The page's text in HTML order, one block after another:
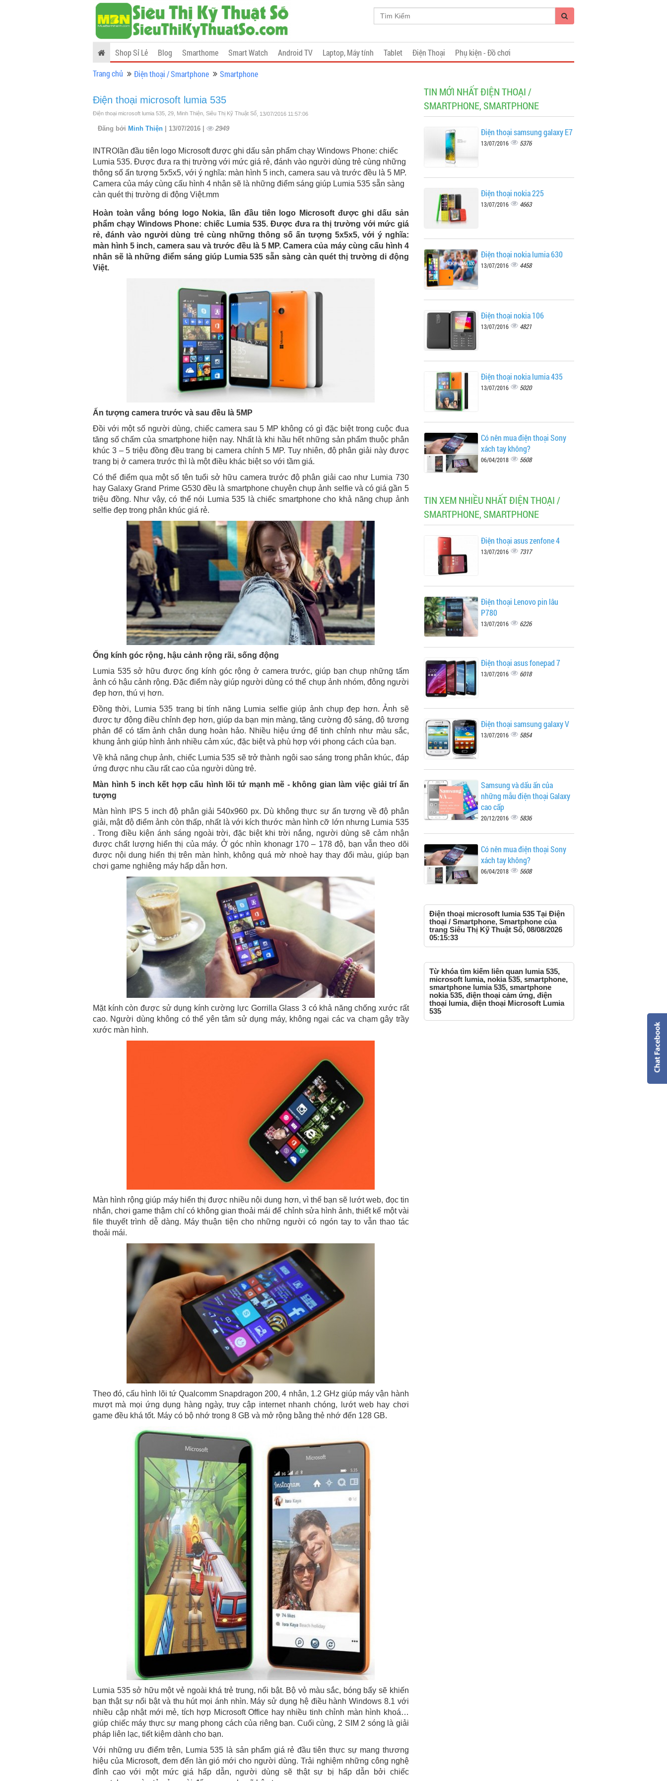
Shop Sỉ Lẻ Blog Smarthome Smart Watch Android TV Laptop, Máy tính Tablet Điện Thoại
Phụ kiện - Đồ chơi
Trang chủ
Điện thoại / Smartphone Smartphone
Điện thoại microsoft lumia 535
Điện thoại microsoft lumia 535, 29, Minh Thiện, Siêu Thị Kỹ Thuật Số , 13/07/2016 11:57:06
Đăng bởi Minh Thiện | 13/07/2016 | 2949
INTROlần đầu tiên logo Microsoft được ghi dấu sản phẩm chạy Windows Phone: chiếc
Lumia 535. Được đưa ra thị trường với mức giá rẻ, đánh vào người dùng trẻ cùng những
thông số ấn tượng 5x5x5, với ý nghĩa: màn hình 5 inch, camera sau và trước đều là 5 MP.
Camera của máy cùng cấu hình 4 nhân sẽ là những điểm sáng giúp Lumia 535 sẵn sàng
càn quét thị trường di động Việt.mm
Hoàn toàn vắng bóng logo Nokia, lần đầu tiên logo Microsoft được ghi dấu sản
phẩm chạy Windows Phone: chiếc Lumia 535. Được đưa ra thị trường với mức giá
rẻ, đánh vào người dùng trẻ cùng những thông số ấn tượng 5x5x5, với ý nghĩa:
màn hình 5 inch, camera sau và trước đều là 5 MP. Camera của máy cùng cấu hình 4
nhân sẽ là những điểm sáng giúp Lumia 535 sẵn sàng càn quét thị trường di động
Việt.
Ấn tượng camera trước và sau đều là 5MP
Đồi với một số người dùng, chiếc camera sau 5 MP không có gì đặc biệt trong cuộc đua
tăng số chấm của smartphone hiện nay. Nhất là khi hầu hết những sản phẩm thuộc phân
khúc 3 – 5 triệu đồng đều trang bị camera chính 5 MP. Tuy nhiên, độ phân giải này được
trang bị ở camera trước thì là một điều khác biệt so với tầm giá.
Có thể điểm qua một số tên tuổi sở hữu camera trước độ phân giải cao như Lumia 730
hay Galaxy Grand Prime G530 đều là smartphone chuyên chụp ảnh selfie và có giá gần 5
triệu đồng. Như vậy, có thể nói Lumia 535 là chiếc smartphone cho khả năng chụp ảnh
selfie đẹp trong phân khúc giá rẻ.
Ống kính góc rộng, hậu cảnh rộng rãi, sống động
Lumia 535 sở hữu được ống kính góc rộng ở camera trước, giúp bạn chụp những tấm
ảnh có hậu cảnh rộng. Đặc điểm này giúp người dùng có thể chụp ảnh nhóm, đông người
đẹp hơn, thú vị hơn.
Đồng thời, Lumia 535 trang bị tính năng Lumia selfie giúp ảnh chụp đẹp hơn. Ảnh sẽ
được tự động điều chỉnh đẹp hơn, giúp da bạn mịn màng, tăng cường độ sáng, độ tương
phản để có tấm ảnh chân dung hoàn hảo. Nhiều hiệu ứng để tinh chỉnh như màu sắc,
khung ảnh giúp hình ảnh nhiều cảm xúc, đặc biệt và phù hợp với phong cách của bạn.
Về khả năng chụp ảnh, chiếc Lumia 535 sẽ trở thành ngôi sao sáng trong phân khúc, đáp
ứng được nhu cầu rất cao của người dùng trẻ.
Màn hình 5 inch kết hợp cấu hình lõi tứ mạnh mẽ - không gian làm việc giải trí ấn
tượng
Màn hình IPS 5 inch độ phân giải 540x960 px. Dù không thực sự ấn tượng về độ phân
giải, mật độ điểm ảnh còn thấp, nhất là với kích thước màn hình cỡ lớn nhưng Lumia 535
. Trong điều kiện ánh sáng ngoài trời, đặc biệt khi trời nắng, người dùng sẽ cảm nhận
được chất lượng hiển thị của máy. Ở góc nhìn khonagr 170 – 178 độ, bạn vẫn theo dõi
được nội dung hiển thị trên màn hình, không quá mờ nhoè hay thay đổi màu, giúp bạn
chơi game nghiêng máy hấp dẫn hơn.
Mặt kính còn được sử dụng kính cường lực Gorrilla Glass 3 có khả năng chống xước rất
cao. Người dùng không có thể yên tâm sử dụng máy, không ngại các va chạm gây trầy
xước màn hình.
Màn hình rộng giúp máy hiển thị được nhiều nội dung hơn, vì thế bạn sẽ lướt web, đọc tin
nhắn, chơi game thậm chí có không gian thoải mái để chỉnh sửa hình ảnh, thiết kế một vài
file thuyết trình dễ dàng. Máy thuận tiện cho những người có ngón tay to vẫn thao tác
thoải mái.
Theo đó, cấu hình lõi tứ Qualcomm Snapdragon 200, 4 nhân, 1.2 GHz giúp máy vận hành
mượt mà mọi ứng dụng hàng ngày, truy cập internet nhanh chóng, lướt web hay chơi
game đều khá tốt. Máy có bộ nhớ trong 8 GB và mở rộng bằng thẻ nhớ đến 128 GB.
Lumia 535 sở hữu một vẻ ngoài khá trẻ trung, nổi bật. Bộ vỏ màu sắc, bóng bẩy sẽ khiến
bạn thật sự nổi bật và thu hút mọi ánh nhìn. Máy sử dụng hệ điều hành Windows 8.1 với
nhiều cập nhật mới mẻ, tích hợp Microsoft Office hay nhiều tinh chỉnh màn hình khoá…
giúp chiếc máy thực sự mang phong cách của riêng bạn. Cuối cùng, 2 SIM 2 sóng là giải
pháp liên lạc, tiết kiệm dành cho bạn.
Với những ưu điểm trên, Lumia 535 là sản phẩm giá rẻ đầu tiên thực sự mang thương
hiệu của Microsoft, đem đến làn gió mới cho người dùng. Trải nghiệm những công nghệ
đỉnh cao với một mức giá hấp dẫn, người dùng sẽ thật sự bị hấp dẫn bởi chiếc
TIN MỚI NHẤT ĐIỆN THOẠI /
SMARTPHONE, SMARTPHONE
Điện thoại samsung galaxy E7
13/07/2016 5376
Điện thoại nokia 225
13/07/2016 4663
Điện thoại nokia lumia 630
13/07/2016 4458
Điện thoại nokia 106
13/07/2016 4821
Điện thoại nokia lumia 435
13/07/2016 5020
Có nên mua điện thoại Sony
xách tay không?
06/04/2018 5608
TIN XEM NHIỀU NHẤT ĐIỆN THOẠI /
SMARTPHONE, SMARTPHONE
Điện thoại asus zenfone 4
13/07/2016 7317
Điện thoại Lenovo pin lâu
P780
13/07/2016 6226
Điện thoại asus fonepad 7
13/07/2016 6018
Điện thoại samsung galaxy V
13/07/2016 5854
Samsung và dấu ấn của
những mẫu điện thoại Galaxy
cao cấp
20/12/2016 5836
Có nên mua điện thoại Sony
xách tay không?
06/04/2018 5608
Điện thoại microsoft lumia 535 Tại Điện
thoại / Smartphone, Smartphone của
trang Siêu Thị Kỹ Thuật Số, 08/08/2026
05:15:33
Từ khóa tìm kiếm liên quan lumia 535,
microsoft lumia, nokia 535, smartphone,
smartphone lumia 535, smartphone
nokia 535, điện thoại cảm ứng, điện
thoại lumia, điện thoại Microsoft Lumia
535